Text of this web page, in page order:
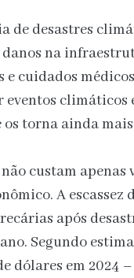
de desastres
danos na
e cuidados
eventos climáticos
os torna ainda
não custam
A escassez
após
Segundo
dólares em 2024